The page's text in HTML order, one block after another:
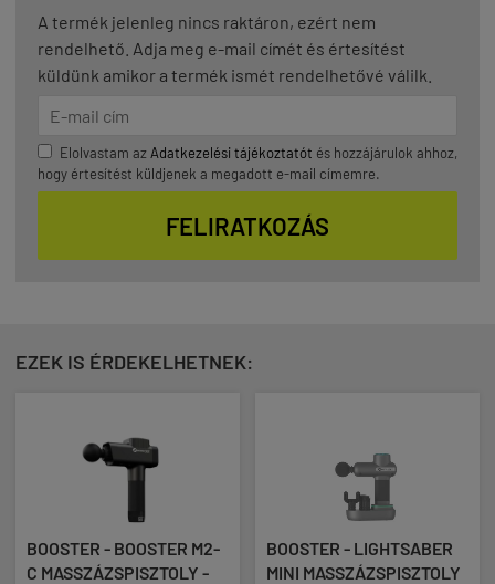
A termék jelenleg nincs raktáron, ezért nem
rendelhető. Adja meg e-mail címét és értesítést
küldünk amikor a termék ismét rendelhetővé válilk.
Elolvastam az Adatkezelési tájékoztatót és hozzájárulok ahhoz,
hogy értesítést küldjenek a megadott e-mail címemre.
FELIRATKOZÁS
EZEK IS ÉRDEKELHETNEK:
BOOSTER - BOOSTER M2-
C MASSZÁZSPISZTOLY -
BOOSTER - LIGHTSABER
MINI MASSZÁZSPISZTOLY